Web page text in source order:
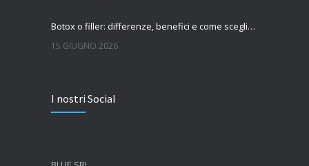
Botox o filler: differenze, benefici e come scegliere il trattamento più adatto
15 GIUGNO 2026
7 GIUGNO 2026
I nostri Social